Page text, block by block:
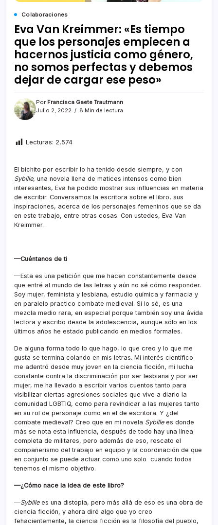
Colaboraciones
Eva Van Kreimmer: «Es tiempo
que los personajes empiecen a
hacernos justicia como género,
no somos perfectas y debemos
dejar de cargar ese peso»
Por Francisca Gaete Trautmann
Julio 2, 2022
8 Min de lectura
Lecturas: 2,574
El bichito por escribir lo ha tenido desde siempre, y con
Sybille, una novela llena de matices intensos como bien
interesantes, Eva ha podido mostrar sus influencias en materia
de escribir. Conversamos la escritora sobre el libro, sus
inspiraciones, acerca de los personajes femeninos que se da
en este trabajo, entre otras cosas. Con ustedes, Eva Van
Kreimmer.
—Cuéntanos de ti
—Esta es una petición que me hacen constantemente desde
que entré al mundo de las letras y aún no sé cómo responder.
Soy mujer, feminista y lesbiana, estudio química y farmacia y
en paralelo practico combate medieval. Si lo sé, es una
mezcla medio rara, en especial porque también soy una ávida
lectora y escribo desde la adolescencia, aunque sólo en los
últimos años he estado publicando en medios formales.
De alguna forma todo lo que hago, lo que creo y lo que me
gusta se termina colando en mis letras. Mi interés científico
me adentró desde muy joven en la ciencia ficción, mi lucha
constante contra la discriminación por ser lesbiana y por ser
mujer, me ha llevado a escribir varios cuentos tanto para
visibilizar ciertas agresiones sociales que vive a diario la
comunidad LGBTIQ, como para revindicar a las mujeres tanto
en su rol de personaje como en el de escritora. Y ¿del
combate medieval? Creo que en mi novela Sybillees donde
más se nota esta influencia, después de todo hay una línea
completa de militares, pero además de eso, rescato el
compañerismo del trabajo en equipo y la coordinación de que
en conjunto se puede actuar como uno solo cuando todos
tenemos el mismo objetivo.
—¿Cómo nace la idea de este libro?
—Sybillees una distopia, pero más allá de eso es una obra de
ciencia ficción, y ahora diré algo que yo creo
fehacientemente, la ciencia ficción es la filosofía del pueblo,